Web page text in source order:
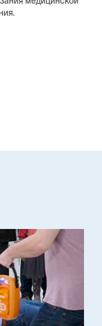
медицинской